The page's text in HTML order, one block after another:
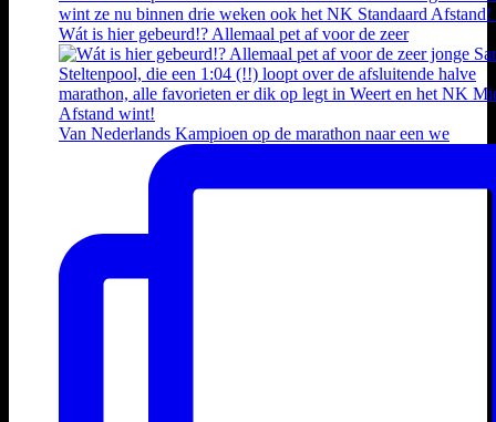
Wát is hier gebeurd!? Allemaal pet af voor de zeer
Van Nederlands Kampioen op de marathon naar een we